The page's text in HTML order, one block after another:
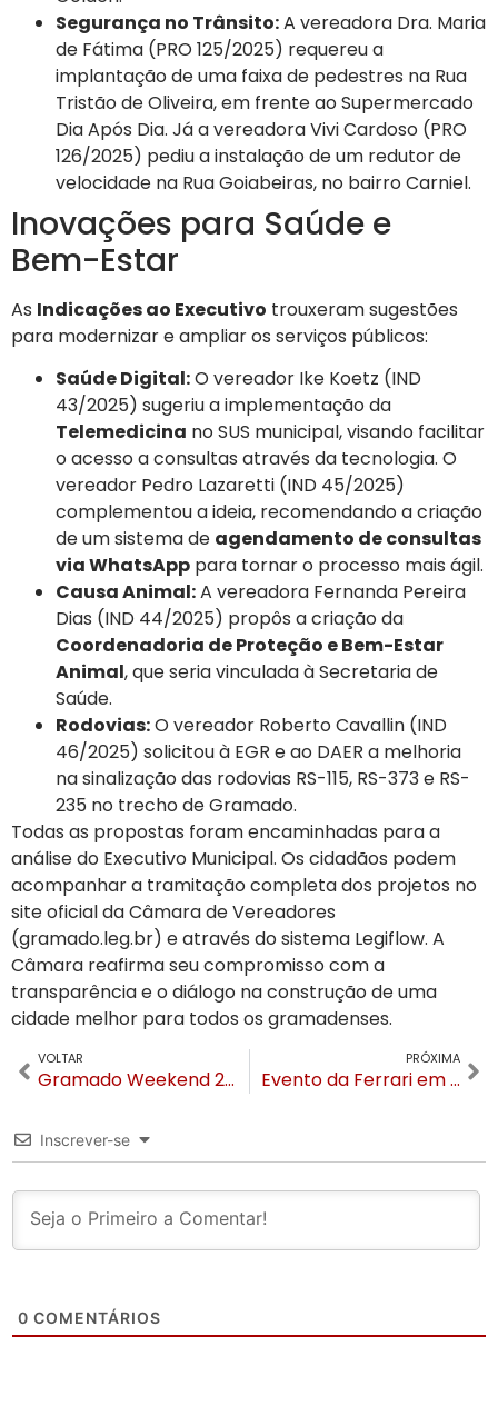
Segurança no Trânsito:A vereadora Dra. Maria
de Fátima (PRO 125/2025) requereu a
implantação de uma faixa de pedestres na Rua
Tristão de Oliveira, em frente ao Supermercado
Dia Após Dia. Já a vereadora Vivi Cardoso (PRO
126/2025) pediu a instalação de um redutor de
velocidade na Rua Goiabeiras, no bairro Carniel.
Inovações para Saúde e
Bem-Estar
As Indicações ao Executivo trouxeram sugestões
para modernizar e ampliar os serviços públicos:
Saúde Digital:O vereador Ike Koetz (IND
43/2025) sugeriu a implementação da
Telemedicina no SUS municipal, visando facilitar
o acesso a consultas através da tecnologia. O
vereador Pedro Lazaretti (IND 45/2025)
complementou a ideia, recomendando a criação
de um sistema de agendamento de consultas
via WhatsApp para tornar o processo mais ágil.
Causa Animal:A vereadora Fernanda Pereira
Dias (IND 44/2025) propôs a criação da
Coordenadoria de Proteção e Bem-Estar
Animal, que seria vinculada à Secretaria de
Saúde.
Rodovias:O vereador Roberto Cavallin (IND
46/2025) solicitou à EGR e ao DAER a melhoria
na sinalização das rodovias RS-115, RS-373 e RS-
235 no trecho de Gramado.
Todas as propostas foram encaminhadas para a
análise do Executivo Municipal. Os cidadãos podem
acompanhar a tramitação completa dos projetos no
site oficial da Câmara de Vereadores
(gramado.leg.br) e através do sistema Legiflow. A
Câmara reafirma seu compromisso com a
transparência e o diálogo na construção de uma
cidade melhor para todos os gramadenses.
VOLTAR
Gramado Weekend 2025: Vintage Culture, Dubdogz e mais estrelas da música eletrônica no Festival de Cinema
PRÓXIMA
Evento da Ferrari em Gramado acontece de 18 a 23 de agosto com imersão de luxo, arte, alta gastronomia e motores
Inscrever-se
0 COMENTÁRIOS